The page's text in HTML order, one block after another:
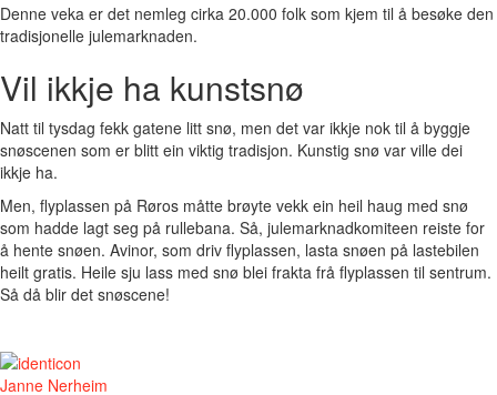
Denne veka er det nemleg cirka 20.000 folk som kjem til å besøke den
tradisjonelle julemarknaden.
Vil ikkje ha kunstsnø
Natt til tysdag fekk gatene litt snø, men det var ikkje nok til å byggje
snøscenen som er blitt ein viktig tradisjon. Kunstig snø var ville dei
ikkje ha.
Men, flyplassen på Røros måtte brøyte vekk ein heil haug med snø
som hadde lagt seg på rullebana. Så, julemarknadkomiteen reiste for
å hente snøen. Avinor, som driv flyplassen, lasta snøen på lastebilen
heilt gratis. Heile sju lass med snø blei frakta frå flyplassen til sentrum.
Så då blir det snøscene!
Janne Nerheim